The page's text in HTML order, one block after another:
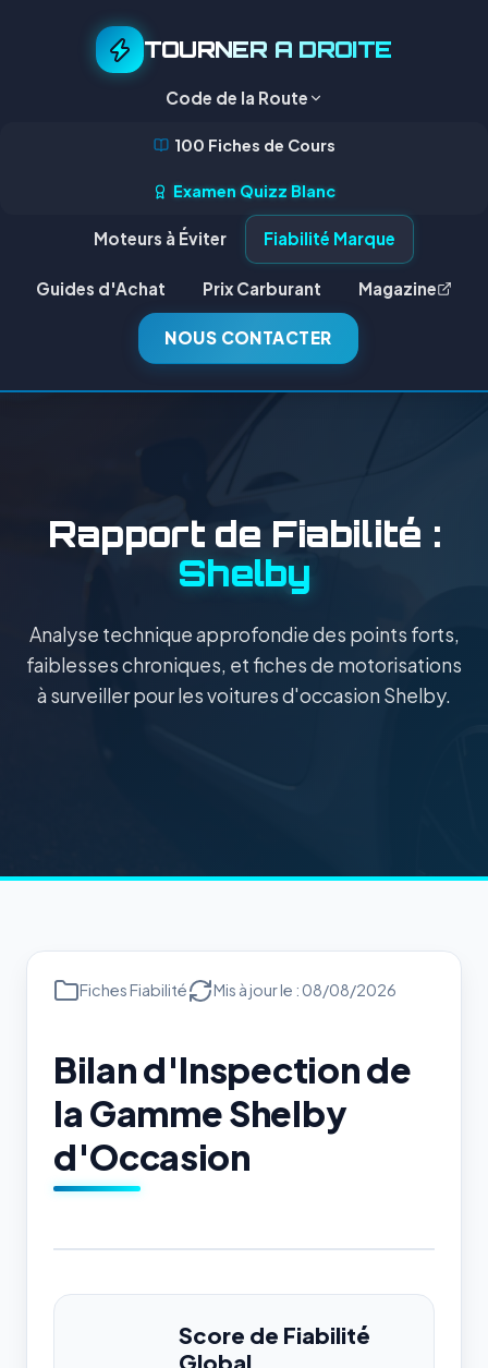
TOURNER A DROITE
Code de la Route
100 Fiches de Cours
Examen Quizz Blanc
Moteurs à Éviter Fiabilité Marque
Guides d'Achat Prix Carburant Magazine
NOUS CONTACTER
Rapport de Fiabilité :
Shelby
Analyse technique approfondie des points forts,
faiblesses chroniques, et fiches de motorisations
à surveiller pour les voitures d'occasion Shelby.
Fiches Fiabilité Mis à jour le : 08/08/2026
Bilan d'Inspection de
la Gamme Shelby
d'Occasion
Score de Fiabilité
Global